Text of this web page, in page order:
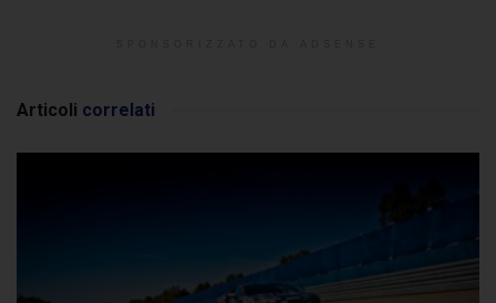
Articoli correlati